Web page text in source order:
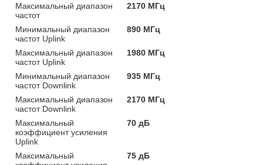
Максимальный диапазон
частот
2170 МГц
Минимальный диапазон
частот Uplink
890 МГц
Максимальный диапазон
частот Uplink
1980 МГц
Минимальный диапазон
частот Downlink
935 МГц
Максимальный диапазон
частот Downlink
2170 МГц
Максимальный
коэффициент усиления
Uplink
70 дБ
Максимальный
75 дБ